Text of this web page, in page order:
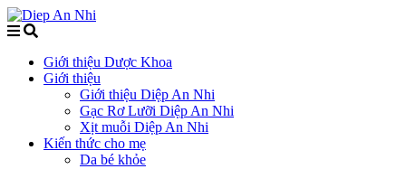
Giới thiệu Dược Khoa
Giới thiệu
Giới thiệu Diệp An Nhi
Gạc Rơ Lưỡi Diệp An Nhi
Xịt muỗi Diệp An Nhi
Kiến thức cho mẹ
Da bé khỏe